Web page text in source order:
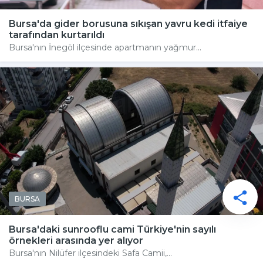
Bursa'da gider borusuna sıkışan yavru kedi itfaiye
tarafından kurtarıldı
Bursa'nın İnegöl ilçesinde apartmanın yağmur...
BURSA
Bursa'daki sunrooflu cami Türkiye'nin sayılı
örnekleri arasında yer alıyor
Bursa'nın Nilüfer ilçesindeki Safa Camii,...